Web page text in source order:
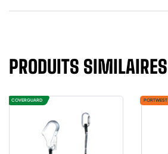
PRODUITS SIMILAIRES
COVERGUARD PORTWEST